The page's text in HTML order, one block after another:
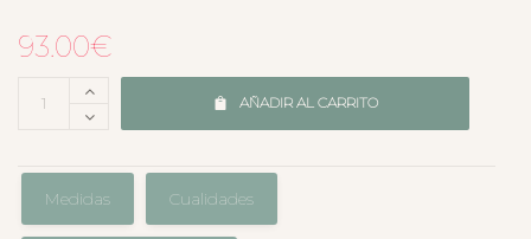
93.00€
AÑADIR AL CARRITO
Medidas Cualidades